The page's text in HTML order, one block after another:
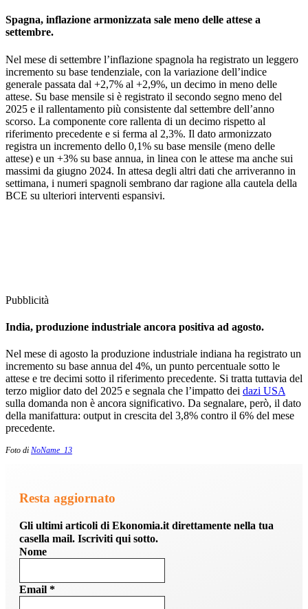
Spagna, inflazione armonizzata sale meno delle attese a
settembre.
Nel mese di settembre l’inflazione spagnola ha registrato un leggero
incremento su base tendenziale, con la variazione dell’indice
generale passata dal +2,7% al +2,9%, un decimo in meno delle
attese. Su base mensile si è registrato il secondo segno meno del
2025 e il rallentamento più consistente dal settembre dell’anno
scorso. La componente core rallenta di un decimo rispetto al
riferimento precedente e si ferma al 2,3%. Il dato armonizzato
registra un incremento dello 0,1% su base mensile (meno delle
attese) e un +3% su base annua, in linea con le attese ma anche sui
massimi da giugno 2024. In attesa degli altri dati che arriveranno in
settimana, i numeri spagnoli sembrano dar ragione alla cautela della
BCE su ulteriori interventi espansivi.
Pubblicità
India, produzione industriale ancora positiva ad agosto.
Nel mese di agosto la produzione industriale indiana ha registrato un
incremento su base annua del 4%, un punto percentuale sotto le
attese e tre decimi sotto il riferimento precedente. Si tratta tuttavia del
terzo miglior dato del 2025 e segnala che l’impatto dei dazi USA
sulla domanda non è ancora significativo. Da segnalare, però, il dato
della manifattura: output in crescita del 3,8% contro il 6% del mese
precedente.
Foto di NoName_13
Resta aggiornato
Gli ultimi articoli di Ekonomia.it direttamente nella tua
casella mail. Iscriviti qui sotto.
Nome
Email *